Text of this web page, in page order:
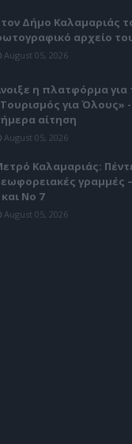
Δήμο Καλαμαριάς
αρχείο
August 05, 2026
η πλατφόρμα
για Όλους» -
αίτηση
August 05, 2026
Καλαμαριάς:
γραμμές
και Νο 7
August 05, 2026